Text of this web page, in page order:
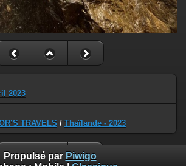
2023
TRAVELS / Thaïlande - 2023
Propulsé par Piwigo